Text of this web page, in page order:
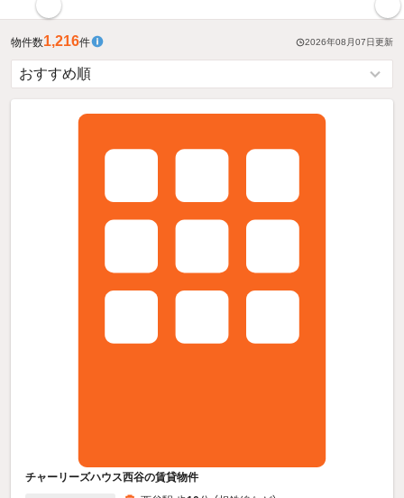
物件数1,216件 2026年08月07日更新
チャーリーズハウス西谷の賃貸物件